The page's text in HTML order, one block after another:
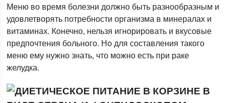
Меню во время болезни должно быть разнообразным и
удовлетворять потребности организма в минералах и
витаминах. Конечно, нельзя игнорировать и вкусовые
предпочтения больного. Но для составления такого
меню ему нужно знать, что можно есть при раке
желудка.